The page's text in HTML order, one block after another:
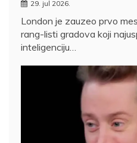
29. jul 2026.
London je zauzeo prvo
rang-listi gradova koji
inteligenciju…